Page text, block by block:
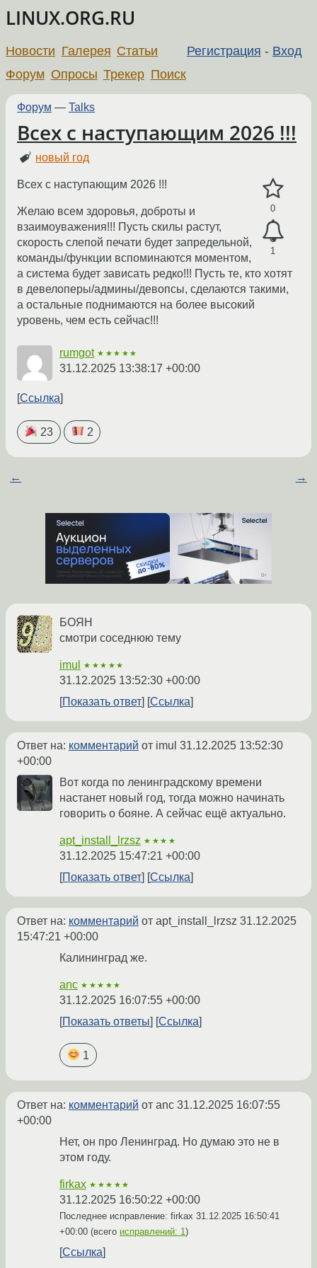
LINUX.ORG.RU
Регистрация - Вход
Новости Галерея Статьи
Форум Опросы Трекер Поиск
Форум — Talks
Всех с наступающим 2026 !!!
новый год
0
1
Всех с наступающим 2026 !!!
Желаю всем здоровья, доброты и
взаимоуважения!!! Пусть скилы растут,
скорость слепой печати будет запредельной,
команды/функции вспоминаются моментом,
а система будет зависать редко!!! Пусть те, кто хотят
в девелоперы/админы/девопсы, сделаются такими,
а остальные поднимаются на более высокий
уровень, чем есть сейчас!!!
rumgot ★★★★★
31.12.2025 13:38:17 +00:00
Ссылка
23 2
← →
БОЯН
смотри соседнюю тему
imul ★★★★★
31.12.2025 13:52:30 +00:00
Показать ответ
Ссылка
Ответ на: комментарий от imul 31.12.2025 13:52:30
+00:00
Вот когда по ленинградскому времени
настанет новый год, тогда можно начинать
говорить о бояне. А сейчас ещё актуально.
apt_install_lrzsz ★★★★
31.12.2025 15:47:21 +00:00
Показать ответ
Ссылка
Ответ на: комментарий от apt_install_lrzsz 31.12.2025
15:47:21 +00:00
Калининград же.
anc ★★★★★
31.12.2025 16:07:55 +00:00
Показать ответы
Ссылка
1
Ответ на: комментарий от anc 31.12.2025 16:07:55
+00:00
Нет, он про Ленинград. Но думаю это не в
этом году.
firkax ★★★★★
31.12.2025 16:50:22 +00:00
Последнее исправление: firkax 31.12.2025 16:50:41
+00:00 (всего исправлений: 1 )
Ссылка